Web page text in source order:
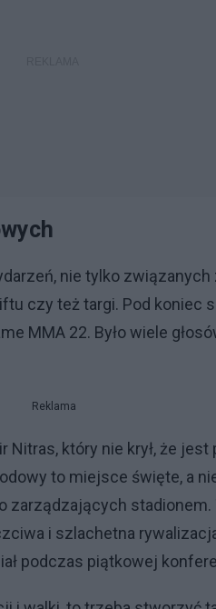
nie tylko
czy też targi. Pod koniec
MMA 22. Było wiele
Reklama
Nitras, który nie krył, że
to miejsce święte, a
zarządzających
i szlachetna
podczas piątkowej